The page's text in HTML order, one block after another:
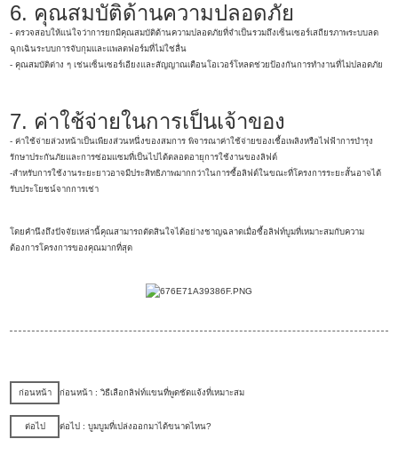
6. คุณสมบัติด้านความปลอดภัย
- ตรวจสอบให้แน่ใจว่าการยกมีคุณสมบัติด้านความปลอดภัยที่จำเป็นรวมถึงเซ็นเซอร์เสถียรภาพระบบลด
ฉุกเฉินระบบการจับกุมและแพลตฟอร์มที่ไม่ใช่ลื่น
- คุณสมบัติต่าง ๆ เช่นเซ็นเซอร์เอียงและสัญญาณเตือนโอเวอร์โหลดช่วยป้องกันการทำงานที่ไม่ปลอดภัย
7. ค่าใช้จ่ายในการเป็นเจ้าของ
- ค่าใช้จ่ายล่วงหน้าเป็นเพียงส่วนหนึ่งของสมการ พิจารณาค่าใช้จ่ายของเชื้อเพลิงหรือไฟฟ้าการบำรุง
รักษาประกันภัยและการซ่อมแซมที่เป็นไปได้ตลอดอายุการใช้งานของลิฟต์
-สำหรับการใช้งานระยะยาวอาจมีประสิทธิภาพมากกว่าในการซื้อลิฟต์ในขณะที่โครงการระยะสั้นอาจได้
รับประโยชน์จากการเช่า
โดยคำนึงถึงปัจจัยเหล่านี้คุณสามารถตัดสินใจได้อย่างชาญฉลาดเมื่อซื้อลิฟท์บูมที่เหมาะสมกับความ
ต้องการโครงการของคุณมากที่สุด
ก่อนหน้า ก่อนหน้า : วิธีเลือกลิฟท์แขนที่พูดชัดแจ้งที่เหมาะสม
ต่อไป ต่อไป : บูมบูมที่เปล่งออกมาได้ขนาดไหน?